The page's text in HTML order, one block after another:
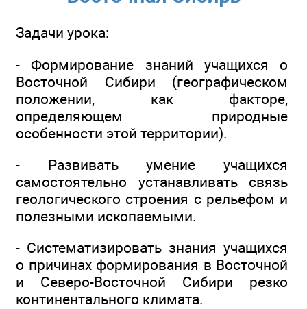
Задачи урока:
- Формирование знаний учащихся о
Восточной Сибири (географическом
положении, как факторе,
определяющем природные
особенности этой территории).
- Развивать умение учащихся
самостоятельно устанавливать связь
геологического строения с рельефом и
полезными ископаемыми.
- Систематизировать знания учащихся
о причинах формирования в Восточной
и Северо-Восточной Сибири резко
континентального климата.